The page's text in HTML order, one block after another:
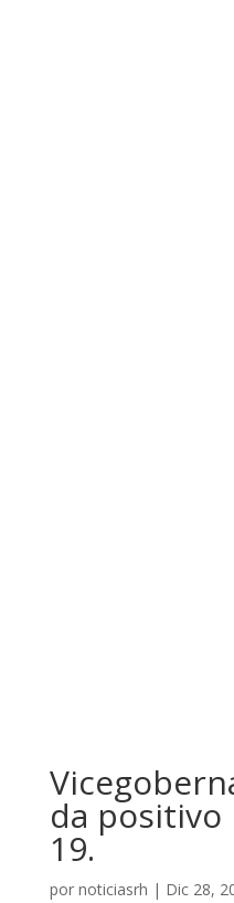
da positivo
19.
por noticiasrh | Dic 28,